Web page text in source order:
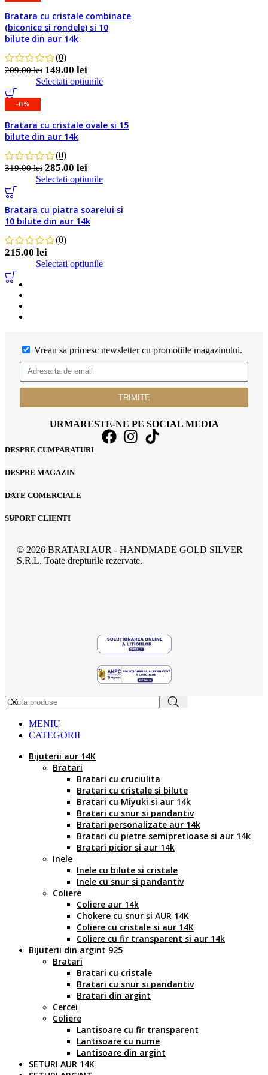
Favorite
Bratara cu cristale combinate
(biconice si rondele) si 10
bilute din aur 14k
(0)
209.00lei 149.00 lei
Selectati optiunile
-11%
Favorite
Bratara cu cristale ovale si 15
bilute din aur 14k
(0)
319.00lei 285.00 lei
Selectati optiunile
Detalii
Favorite
Bratara cu piatra soarelui si
10 bilute din aur 14k
(0)
215.00 lei
Selectati optiunile
Vreau sa primesc newsletter cu promotiile magazinului.
TRIMITE
URMARESTE-NE PE SOCIAL MEDIA
DESPRE CUMPARATURI
DESPRE MAGAZIN
DATE COMERCIALE
SUPORT CLIENTI
© 2026 BRATARI AUR - HANDMADE GOLD SILVER
S.R.L. Toate drepturile rezervate.
MENIU
CATEGORII
Bijuterii aur 14K
Bratari
Bratari cu cruciulita
Bratari cu cristale si bilute
Bratari cu Miyuki si aur 14k
Bratari cu snur si pandantiv
Bratari personalizate aur 14k
Bratari cu pietre semipretioase si aur 14k
Bratari picior si aur 14k
Inele
Inele cu bilute si cristale
Inele cu snur si pandantiv
Coliere
Coliere aur 14k
Chokere cu snur și AUR 14K
Coliere cu cristale si aur 14K
Coliere cu fir transparent si aur 14k
Bijuterii din argint 925
Bratari
Bratari cu cristale
Bratari cu snur si pandantiv
Bratari din argint
Cercei
Coliere
Lantisoare cu fir transparent
Lantisoare cu nume
Lantisoare din argint
SETURI AUR 14K